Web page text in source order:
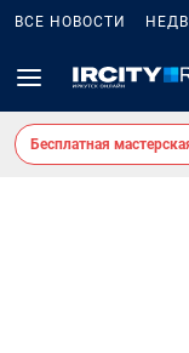
ВСЕ НОВОСТИ
Бесплатная